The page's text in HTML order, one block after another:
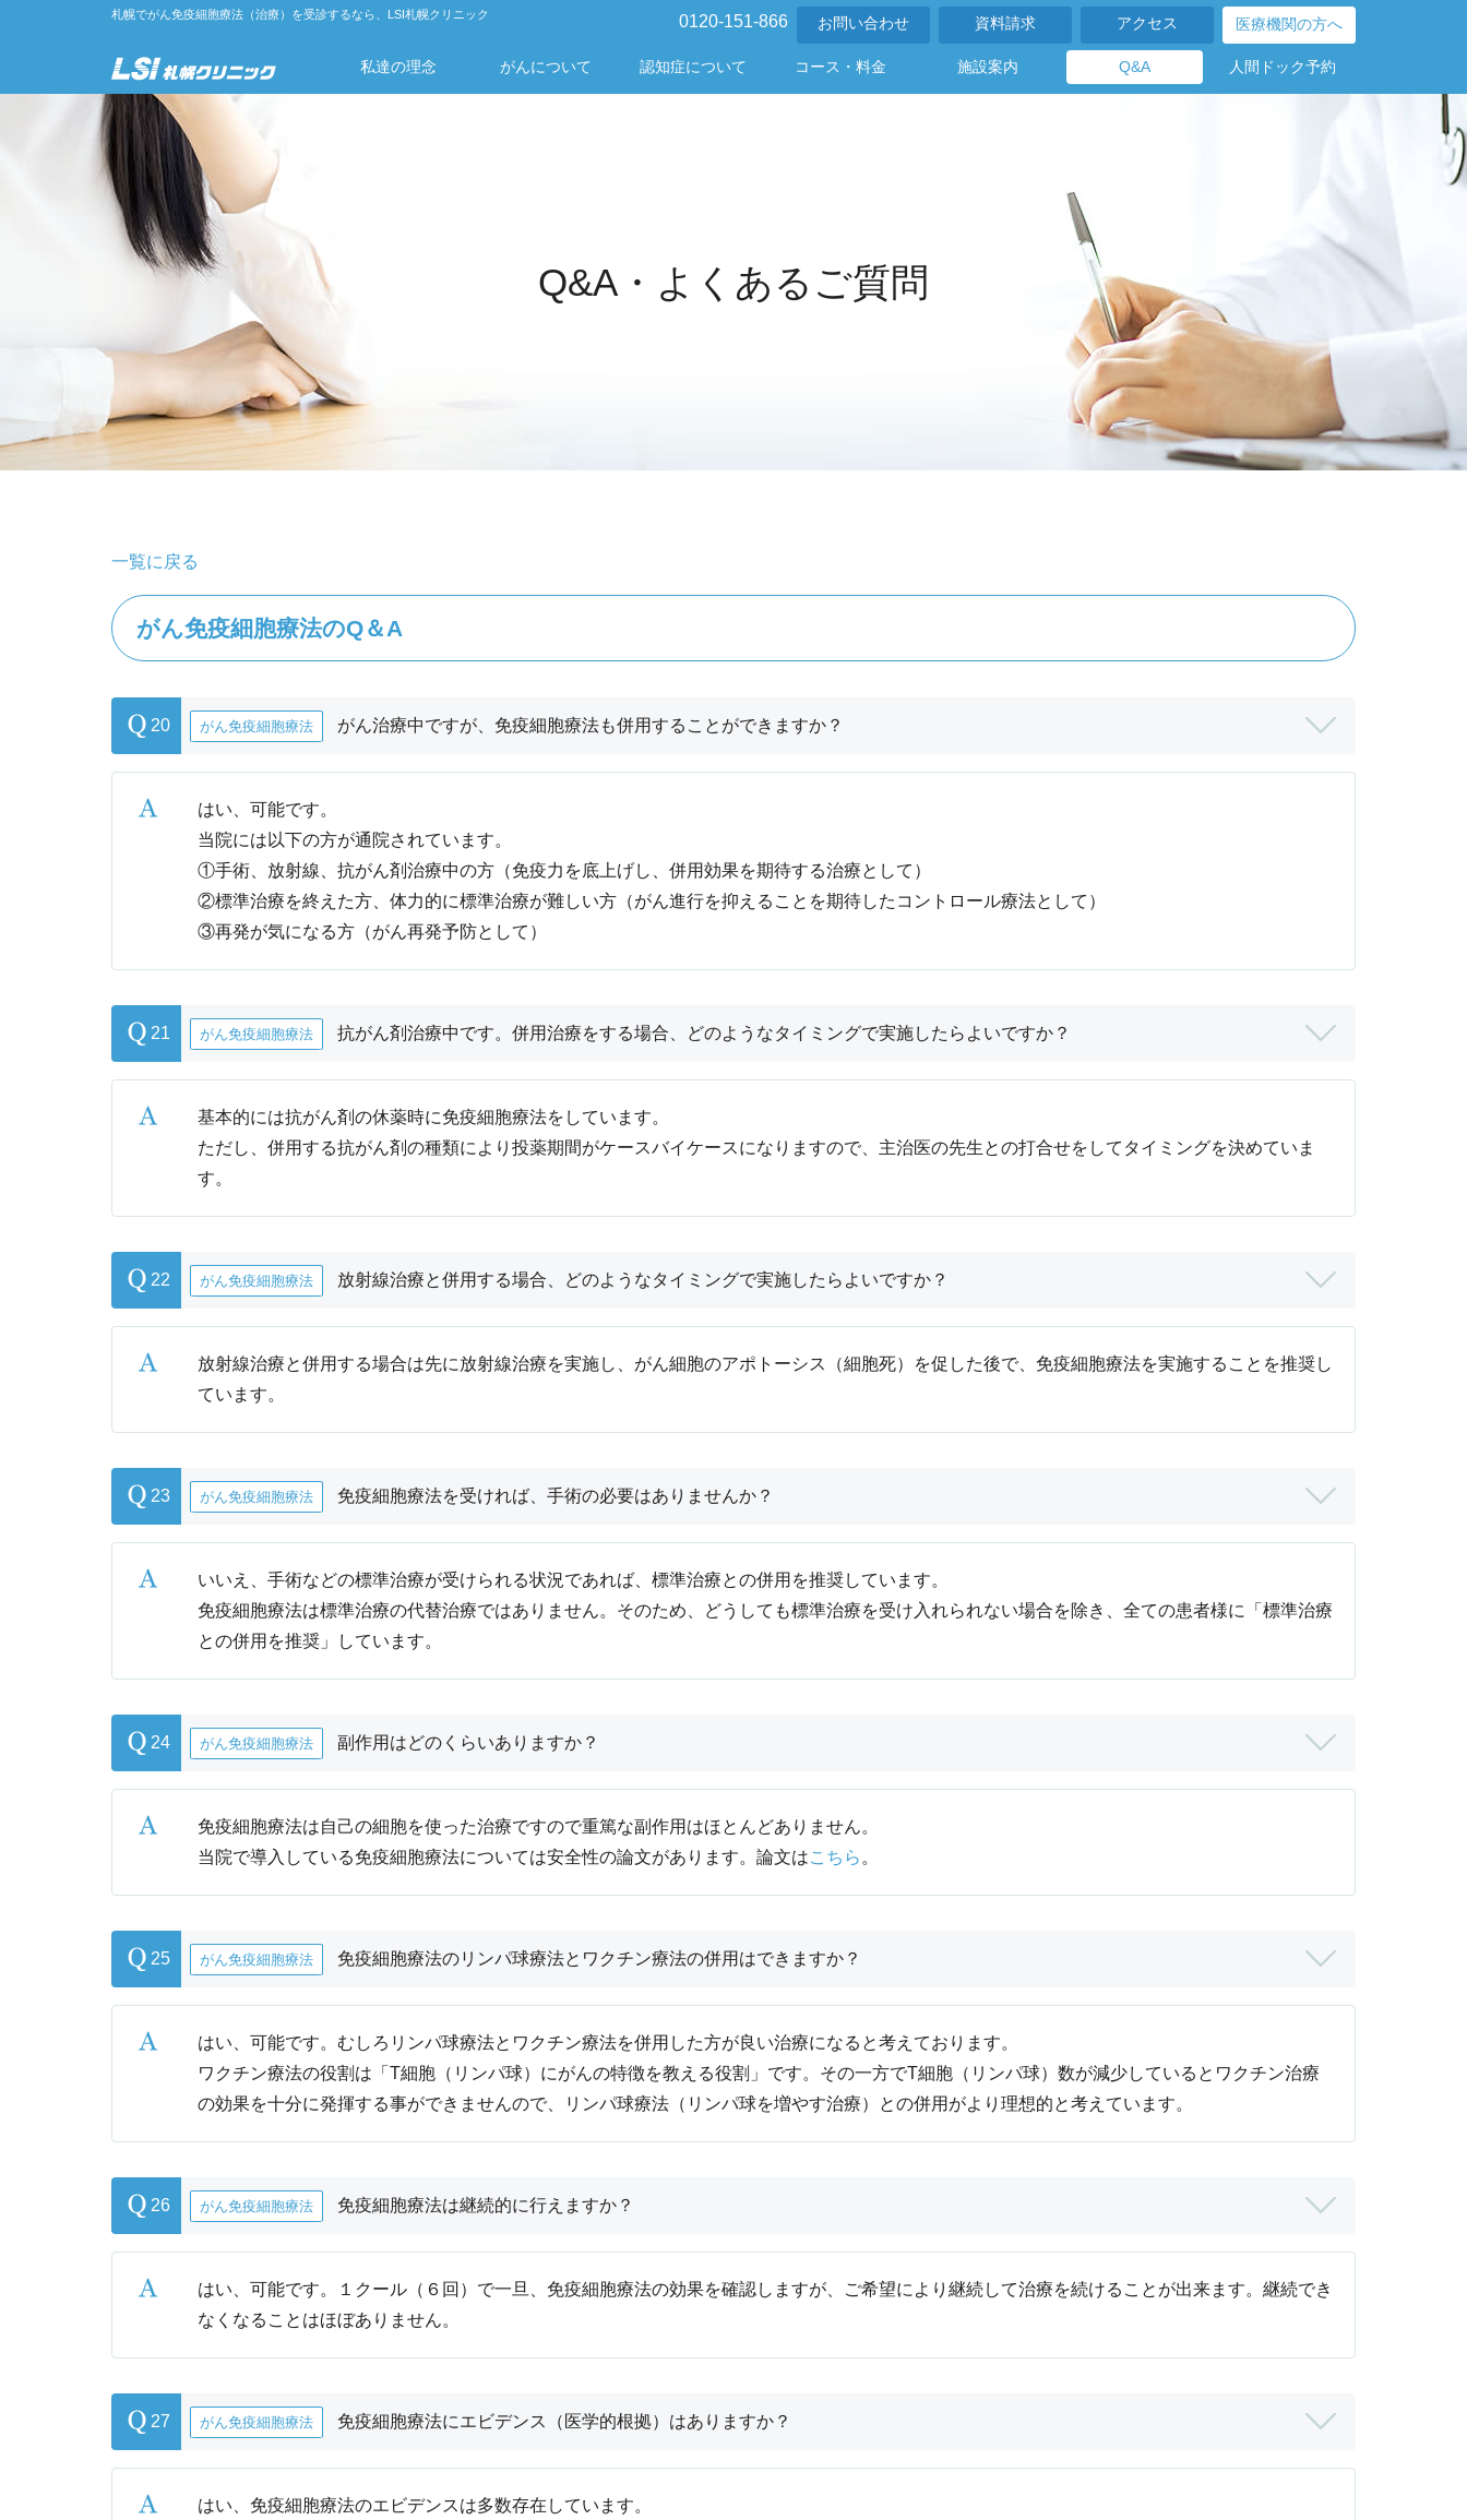
札幌でがん免疫細胞療法（治療）を受診するなら、LSI札幌クリニック 0120-151-866 お問い合わせ 資料請求 アクセス 医療機関の方へ
私達の理念 がんについて 認知症について コース・料金 施設案内 Q&A 人間ドック予約
Q&A・よくあるご質問
一覧に戻る
がん免疫細胞療法のQ＆A
20 がん免疫細胞療法 がん治療中ですが、免疫細胞療法も併用することができますか？
はい、可能です。
当院には以下の方が通院されています。
①手術、放射線、抗がん剤治療中の方（免疫力を底上げし、併用効果を期待する治療として）
②標準治療を終えた方、体力的に標準治療が難しい方（がん進行を抑えることを期待したコントロール療法として）
③再発が気になる方（がん再発予防として）
21 がん免疫細胞療法 抗がん剤治療中です。併用治療をする場合、どのようなタイミングで実施したらよいですか？
基本的には抗がん剤の休薬時に免疫細胞療法をしています。
ただし、併用する抗がん剤の種類により投薬期間がケースバイケースになりますので、主治医の先生との打合せをしてタイミングを決めていま
す。
22 がん免疫細胞療法 放射線治療と併用する場合、どのようなタイミングで実施したらよいですか？
放射線治療と併用する場合は先に放射線治療を実施し、がん細胞のアポトーシス（細胞死）を促した後で、免疫細胞療法を実施することを推奨し
ています。
23 がん免疫細胞療法 免疫細胞療法を受ければ、手術の必要はありませんか？
いいえ、手術などの標準治療が受けられる状況であれば、標準治療との併用を推奨しています。
免疫細胞療法は標準治療の代替治療ではありません。そのため、どうしても標準治療を受け入れられない場合を除き、全ての患者様に「標準治療
との併用を推奨」しています。
24 がん免疫細胞療法 副作用はどのくらいありますか？
免疫細胞療法は自己の細胞を使った治療ですので重篤な副作用はほとんどありません。
当院で導入している免疫細胞療法については安全性の論文があります。論文はこちら 。
25 がん免疫細胞療法 免疫細胞療法のリンパ球療法とワクチン療法の併用はできますか？
はい、可能です。むしろリンパ球療法とワクチン療法を併用した方が良い治療になると考えております。
ワクチン療法の役割は「T細胞（リンパ球）にがんの特徴を教える役割」です。その一方でT細胞（リンパ球）数が減少しているとワクチン治療
の効果を十分に発揮する事ができませんので、リンパ球療法（リンパ球を増やす治療）との併用がより理想的と考えています。
26 がん免疫細胞療法 免疫細胞療法は継続的に行えますか？
はい、可能です。１クール（６回）で一旦、免疫細胞療法の効果を確認しますが、ご希望により継続して治療を続けることが出来ます。継続でき
なくなることはほぼありません。
27 がん免疫細胞療法 免疫細胞療法にエビデンス（医学的根拠）はありますか？
はい、免疫細胞療法のエビデンスは多数存在しています。